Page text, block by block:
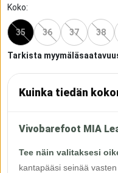
Koko:
35 36 37 38
Tarkista
Kuinka tiedän
Vivobarefoot MIA
Tee näin valitaksesi
kantapääsi seinää